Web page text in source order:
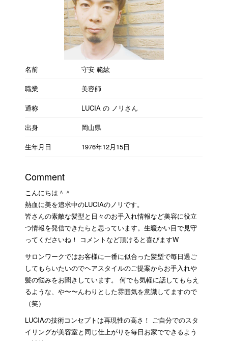
名前
守安 範紘
職業
美容師
通称
LUCIA の ノリさん
出身
岡山県
生年月日
1976年12月15日
Comment
こんにちは＾＾
熱血に美を追求中のLUCIAのノリです。
皆さんの素敵な髪型と日々のお手入れ情報など美容に役立
つ情報を発信できたらと思っています。生暖かい目で見守
ってくださいね！ コメントなど頂けると喜びますW
サロンワークではお客様に一番に似合った髪型で毎日過ご
してもらいたいのでヘアスタイルのご提案からお手入れや
髪の悩みをお聞きしています。 何でも気軽に話してもらえ
るような、や〜〜んわりとした雰囲気を意識してますので
（笑）
LUCIAの技術コンセプトは再現性の高さ！ ご自分でのスタ
イリングが美容室と同じ仕上がりを毎日お家でできるよう